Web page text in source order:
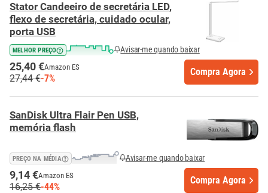
Stator Candeeiro de secretária LED,
flexo de secretária, cuidado ocular,
porta USB
MELHOR PREÇO Avisar-me quando baixar
25,40 €Amazon ES
27,44 €-7%
Compra Agora
SanDisk Ultra Flair Pen USB,
memória flash
PREÇO NA MÉDIA Avisar-me quando baixar
9,14 €Amazon ES
16,25 €-44%
Compra Agora